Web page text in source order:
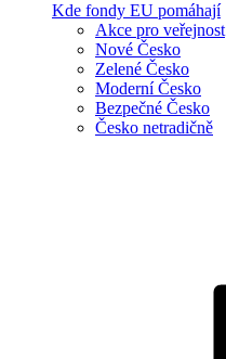
Kde fondy EU pomáhají
Akce pro veřejnost
Nové Česko
Zelené Česko
Moderní Česko
Bezpečné Česko
Česko netradičně